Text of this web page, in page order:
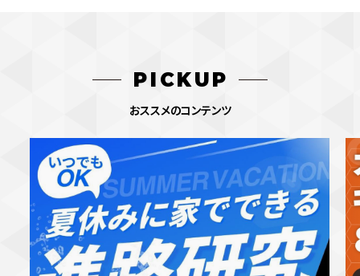
PICKUP
おススメのコンテンツ